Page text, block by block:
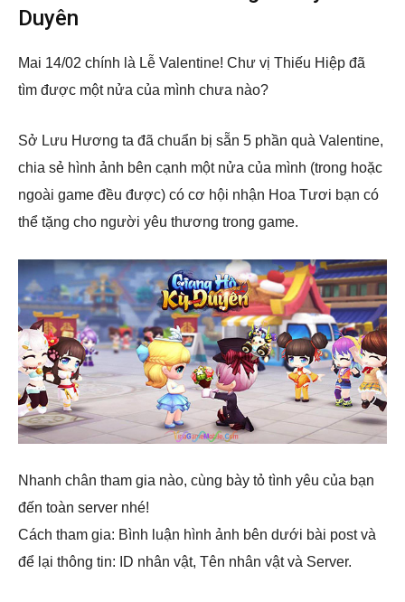
Duyên
Mai 14/02 chính là Lễ Valentine! Chư vị Thiếu Hiệp đã
tìm được một nửa của mình chưa nào?
Sở Lưu Hương ta đã chuẩn bị sẵn 5 phần quà Valentine,
chia sẻ hình ảnh bên cạnh một nửa của mình (trong hoặc
ngoài game đều được) có cơ hội nhận Hoa Tươi bạn có
thể tặng cho người yêu thương trong game.
Nhanh chân tham gia nào, cùng bày tỏ tình yêu của bạn
đến toàn server nhé!
Cách tham gia: Bình luận hình ảnh bên dưới bài post và
để lại thông tin: ID nhân vật, Tên nhân vật và Server.